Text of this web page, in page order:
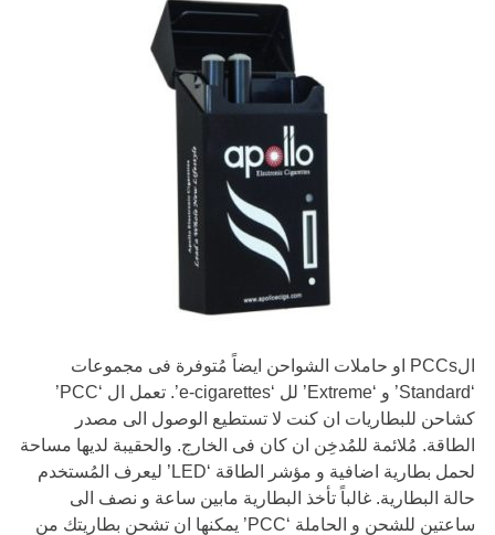
الPCCs او حاملات الشواحن ايضاً مُتوفرة فى مجموعات
‘Standard’ و ‘Extreme’ لل ‘e-cigarettes’. تعمل ال ‘PCC’
كشاحن للبطاريات ان كنت لا تستطيع الوصول الى مصدر
الطاقة. مُلائمة للمُدخِن ان كان فى الخارج. والحقيبة لديها مساحة
لحمل بطارية اضافية و مؤشر الطاقة ‘LED’ ليعرف المُستخدم
حالة البطارية. غالباً تأخذ البطارية مابين ساعة و نصف الى
ساعتين للشحن و الحاملة ‘PCC’ يمكنها ان تشحن بطاريتك من